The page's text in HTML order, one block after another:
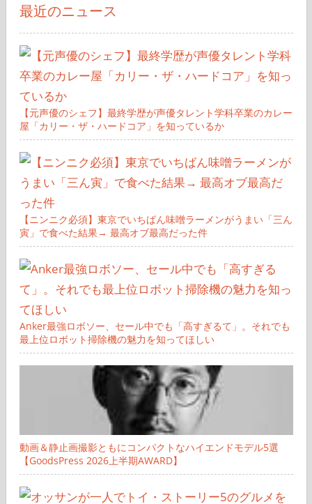
最近のニュース
【元声優のシェフ】最終学歴が声優タレント学科卒業のカレー
屋「カリー・ザ・ハードコア」を知っているか
【ニンニク必須】東京でいちばん味噌ラーメンがうまい「三ん
寅」で食べた結果→ 最高オブ最高だった件
Anker最強ロボソー、セール中でも「高すぎるて」。それでも
最上位ロボット掃除機の魅力を知ってほしい
動画＆静止画撮影ともにコンパクトなハイエンドモデル5選
【GoodsPress 2026上半期AWARD】